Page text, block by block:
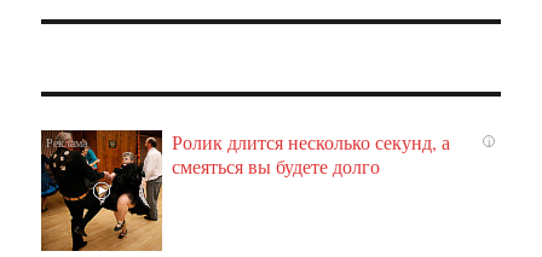
i
Ролик длится несколько секунд, а
смеяться вы будете долго